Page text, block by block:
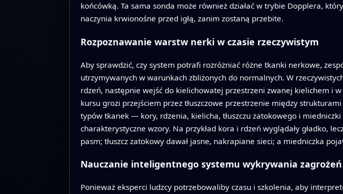
końcówką. Ta sama sonda może również działać w trybie Dopplera,
naczynia krwionośne przed igłą, zanim zostaną przebite.
Rozpoznawanie warstw nerki w czasie rzeczywistym
Aby sprawdzić, czy system potrafi rozróżniać różne tkanki nerkowe,
utrzymywanych w warunkach zbliżonych do normalnych. W
rdzeń, następnie wejść do kielichowatej przestrzeni zwanej kielichem i
kursu grozi przejściem przez tłuszczowe przestrzenie między
typów tkanek — kory, rdzenia, kielicha, tłuszczu zatokowego i
charakterystyczne wzory. Na przykład kora i rdzeń wyglądały gładko,
pasm; tłuszcz zatokowy dawał jasne, nakrapiane sieci; a miedniczka
Nauczanie inteligentnego systemu wykrywania zagrożeń
Ponieważ eksperci ludzcy potrzebowaliby czasu i szkolenia, aby